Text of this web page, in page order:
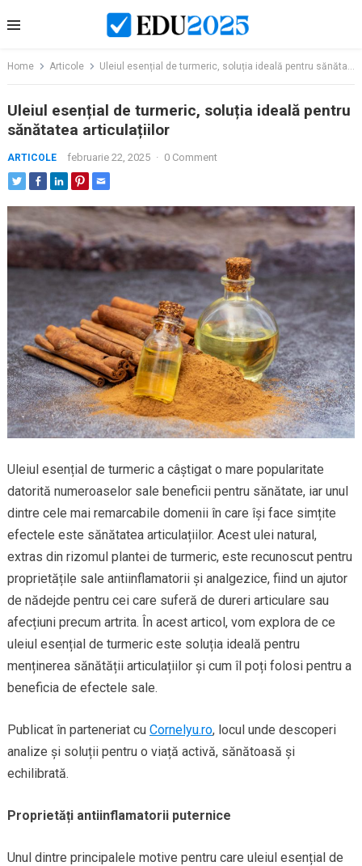
to
Home Articole Uleiul esențial de turmeric, soluția ideală pentru sănătatea articulațiilor
Uleiul esențial de turmeric, soluția ideală pentru
sănătatea articulațiilor
ARTICOLE februarie 22, 2025 · 0 Comment
Uleiul esențial de turmeric a câștigat o mare popularitate
datorită numeroaselor sale beneficii pentru sănătate, iar unul
dintre cele mai remarcabile domenii în care își face simțite
efectele este sănătatea articulațiilor. Acest ulei natural,
extras din rizomul plantei de turmeric, este recunoscut pentru
proprietățile sale antiinflamatorii și analgezice, fiind un ajutor
de nădejde pentru cei care suferă de dureri articulare sau
afecțiuni precum artrita. În acest articol, vom explora de ce
uleiul esențial de turmeric este soluția ideală pentru
menținerea sănătății articulațiilor și cum îl poți folosi pentru a
beneficia de efectele sale.
Publicat în parteneriat cu Cornelyu.ro, locul unde descoperi
analize și soluții pentru o viață activă, sănătoasă și
echilibrată.
Proprietăți antiinflamatorii puternice
Unul dintre principalele motive pentru care uleiul esențial de